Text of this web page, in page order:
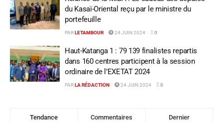
du Kasaï-Oriental reçu par le ministre du
portefeuille
PAR LETAMBOUR 24 JUIN 2024 0
Haut-Katanga 1 : 79 139 finalistes repartis
dans 160 centres participent à la session
ordinaire de l’EXETAT 2024
PAR LA RÉDACTION 24 JUIN 2024 0
Tendance Commentaires Dernier